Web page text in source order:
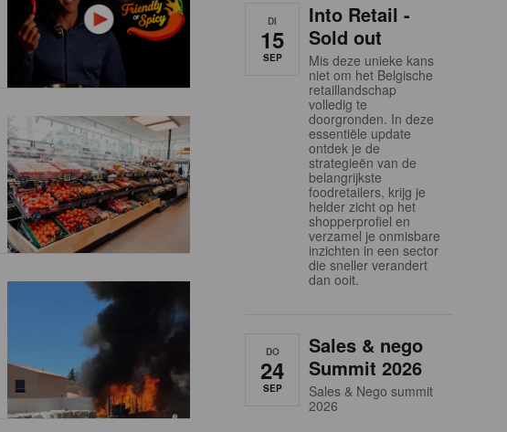
DI
15
SEP
Into Retail -
Sold out
Mis deze unieke kans
niet om het Belgische
retaillandschap
volledig te
doorgronden. In deze
essentiële update
ontdek je de
strategieën van de
belangrijkste
foodretailers, krijg je
helder zicht op het
shopperprofiel en
verzamel je onmisbare
inzichten in een sector
die sneller verandert
dan ooit.
DO
24
SEP
Sales & nego
Summit 2026
Sales & Nego summit
2026